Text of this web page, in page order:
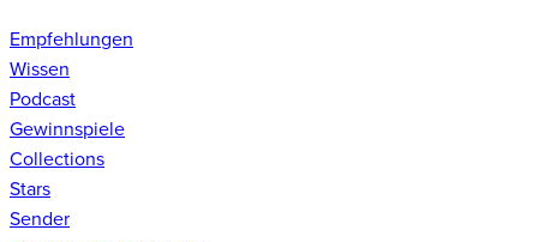
Empfehlungen
Wissen
Podcast
Gewinnspiele
Collections
Stars
Sender